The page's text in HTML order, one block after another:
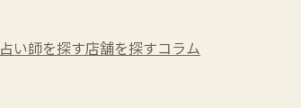
占い師を探す店舗を探すコラム